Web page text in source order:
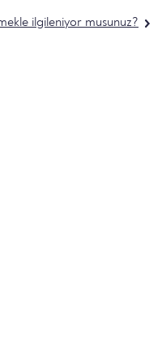
ilgileniyor musunuz?